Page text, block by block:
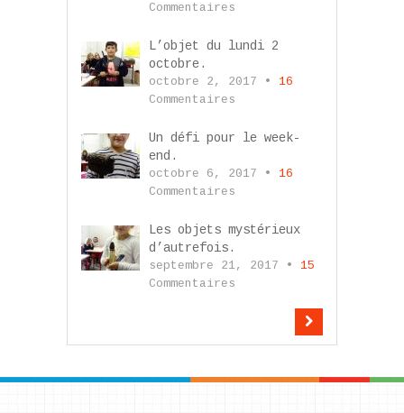
Commentaires
L’objet du lundi 2
octobre.
octobre 2, 2017 • 16
Commentaires
Un défi pour le week-
end.
octobre 6, 2017 • 16
Commentaires
Les objets mystérieux
d’autrefois.
septembre 21, 2017 • 15
Commentaires